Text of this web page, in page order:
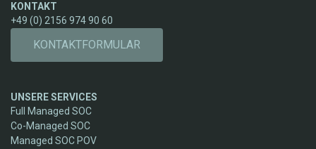
KONTAKT
+49 (0) 2156 974 90 60
KONTAKTFORMULAR
UNSERE SERVICES
Full Managed SOC
Co-Managed SOC
Managed SOC POV